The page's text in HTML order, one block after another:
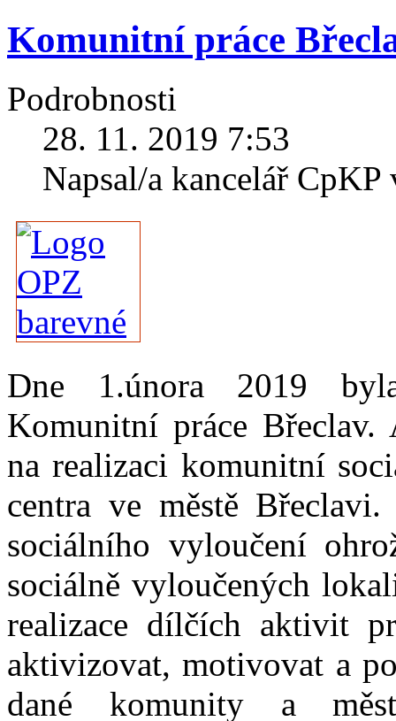
Komunitní práce
Podrobnosti
28. 11. 2019 7:53
Napsal/a kancelář
Dne 1.února 2019
Komunitní práce
na realizaci komunitní
centra ve městě
sociálního vyloučení
sociálně vyloučených
realizace dílčích aktivit
aktivizovat, motivovat a
dané komunity a